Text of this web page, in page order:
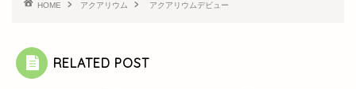
HOME アクアリウム アクアリウムデビュー
RELATED POST